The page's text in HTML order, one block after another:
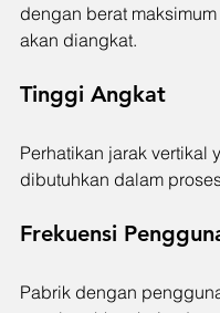
dengan berat
akan diangkat.
Tinggi Angkat
Perhatikan jarak vertikal
dibutuhkan dalam
Frekuensi
Pabrik dengan